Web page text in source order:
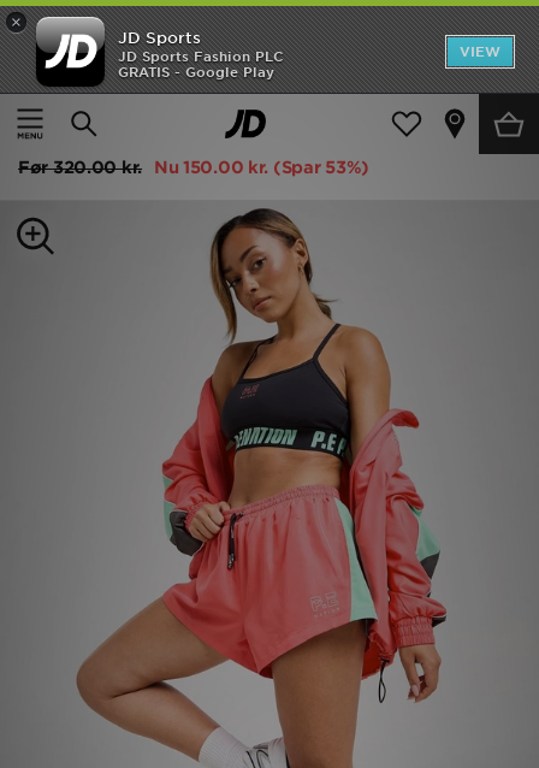
×
JD Sports
JD Sports Fashion PLC
GRATIS - Google Play
VIEW
Hjem
Damer Dametøj Shorts
PE Nation Impact Woven Colour Block Shorts
Før320.00 kr. Nu 150.00 kr. (Spar 53%)
Hjem
Udsalg
Damer
Download JD app'en
Mine beskeder
Hjælp & information